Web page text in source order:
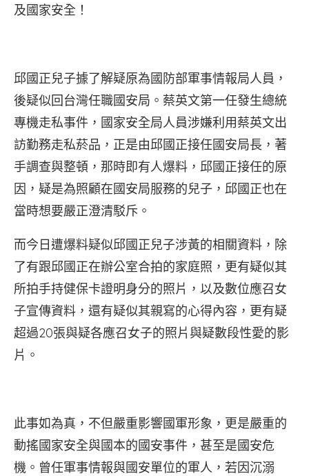
及國家安全！
邱國正兒子據了解疑原為國防部軍事情報局人員，
後疑似回台灣任職國安局。蔡英文第一任發生總統
專機走私事件，國家安全局人員涉嫌利用蔡英文出
訪勤務走私菸品，正是由邱國正接任國安局長，著
手調查與整頓，那時即有人爆料，邱國正接任的原
因，疑是為照顧在國安局服務的兒子，邱國正也在
當時想要嚴正澄清駁斥。
而今日遭爆料疑似邱國正兒子涉黃的相關資料，除
了有跟邱國正在辦公室合拍的家庭照，更有疑似其
所拍手持健保卡證明身分的照片，以及數位應召女
子宣傳資料，還有疑似其親寫的心得內容，更有疑
超過20張與疑各應召女子的照片與疑數段性愛的影
片。
此事如為真，不但嚴重影響國軍形象，更是嚴重的
動搖國家安全與國本的國安事件，甚至是國安危
機。曾任軍事情報與國安單位的軍人，若因沉溺